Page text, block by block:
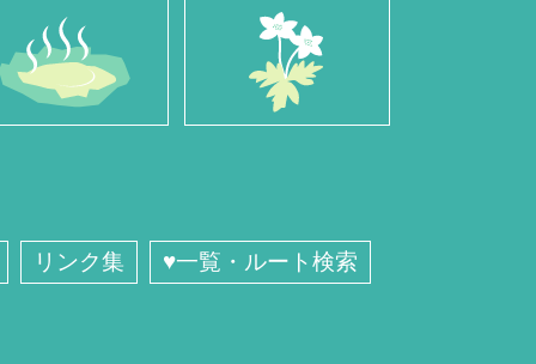
リンク集 ♥一覧・ルート検索